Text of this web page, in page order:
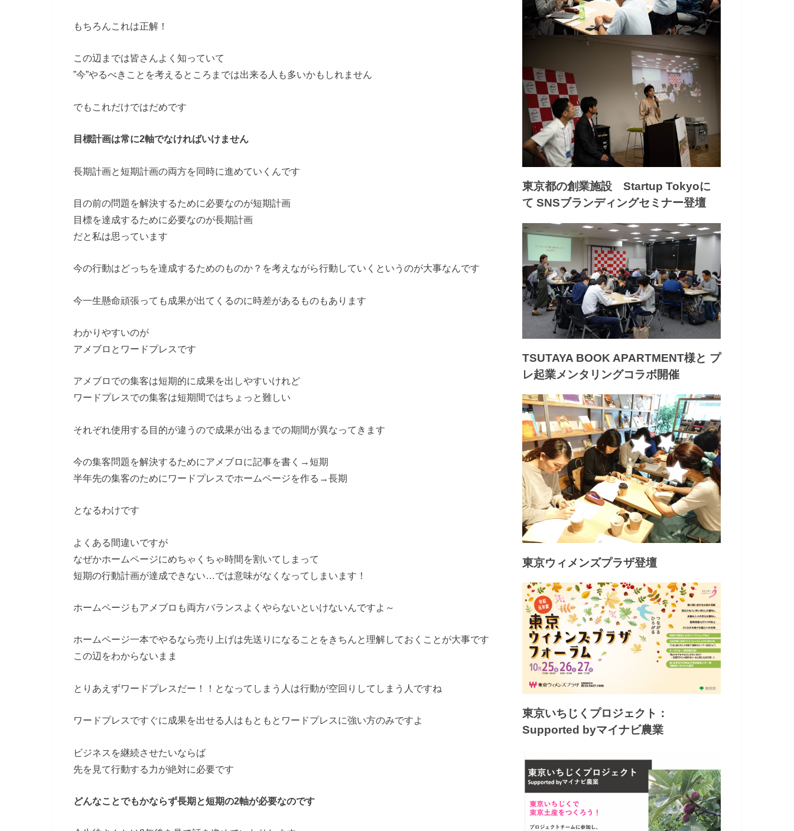
もちろんこれは正解！
この辺までは皆さんよく知っていて
”今”やるべきことを考えるところまでは出来る人も多いかもしれません
でもこれだけではだめです
目標計画は常に2軸でなければいけません
長期計画と短期計画の両方を同時に進めていくんです
目の前の問題を解決するために必要なのが短期計画
目標を達成するために必要なのが長期計画
だと私は思っています
今の行動はどっちを達成するためのものか？を考えながら行動していくというのが大事なんです
今一生懸命頑張っても成果が出てくるのに時差があるものもあります
わかりやすいのが
アメブロとワードプレスです
アメブロでの集客は短期的に成果を出しやすいけれど
ワードプレスでの集客は短期間ではちょっと難しい
それぞれ使用する目的が違うので成果が出るまでの期間が異なってきます
今の集客問題を解決するためにアメブロに記事を書く→短期
半年先の集客のためにワードプレスでホームページを作る→長期
となるわけです
よくある間違いですが
なぜかホームページにめちゃくちゃ時間を割いてしまって
短期の行動計画が達成できない…では意味がなくなってしまいます！
ホームページもアメブロも両方バランスよくやらないといけないんですよ～
ホームページ一本でやるなら売り上げは先送りになることをきちんと理解しておくことが大事です
この辺をわからないまま
とりあえずワードプレスだー！！となってしまう人は行動が空回りしてしまう人ですね
ワードプレスですぐに成果を出せる人はもともとワードプレスに強い方のみですよ
ビジネスを継続させたいならば
先を見て行動する力が絶対に必要です
どんなことでもかならず長期と短期の2軸が必要なのです
東京都の創業施設 Startup Tokyoに
て SNSブランディングセミナー登壇
TSUTAYA BOOK APARTMENT様と プ
レ起業メンタリングコラボ開催
東京ウィメンズプラザ登壇
東京いちじくプロジェクト：
Supported byマイナビ農業